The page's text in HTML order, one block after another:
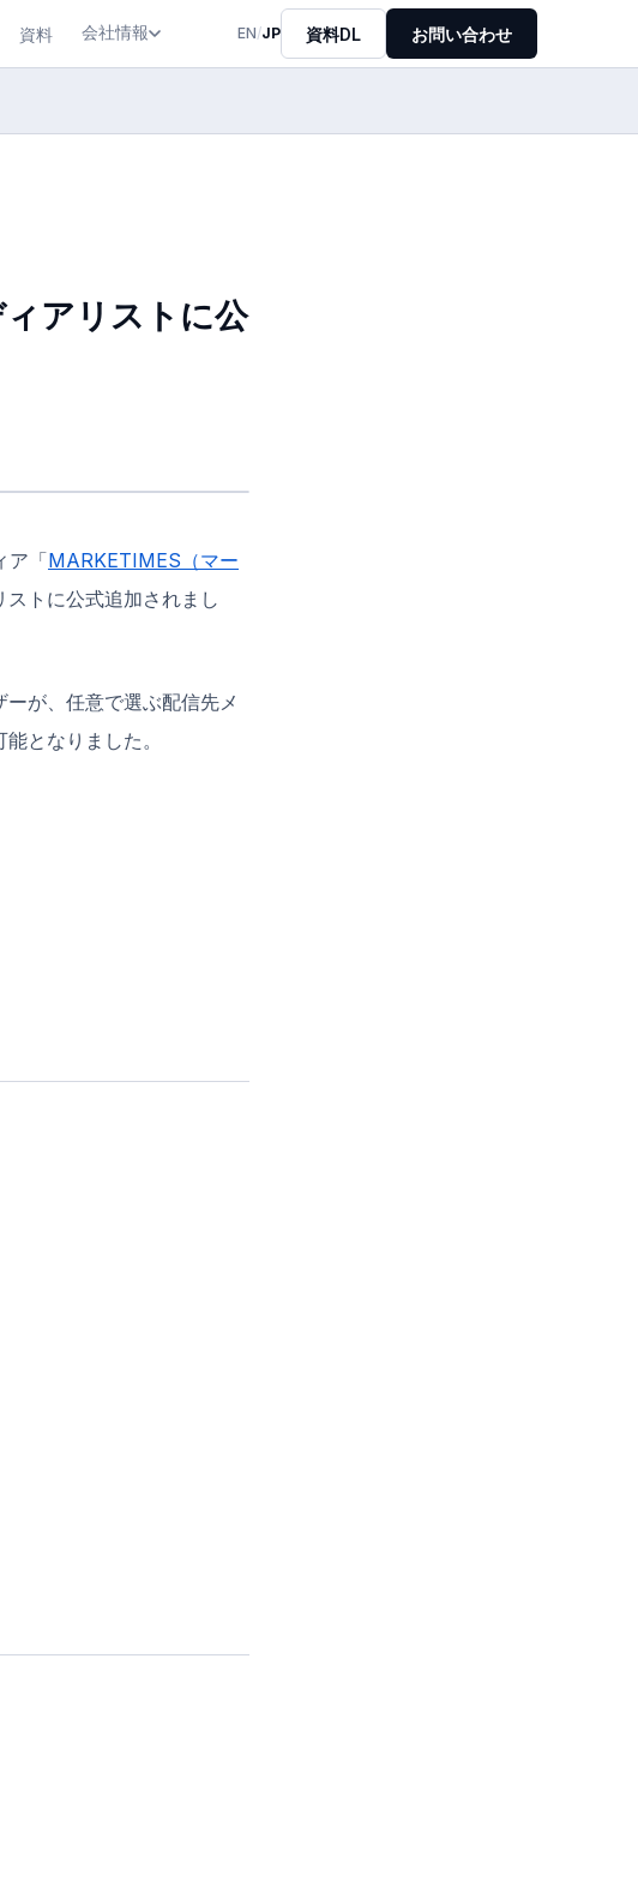
資料 会社情報 EN/JP 資料DL お問い合わせ
ィアリストに公
ア「MARKETIMES（マー
トに公式追加されまし
が、任意で選ぶ配信先メ
となりました。